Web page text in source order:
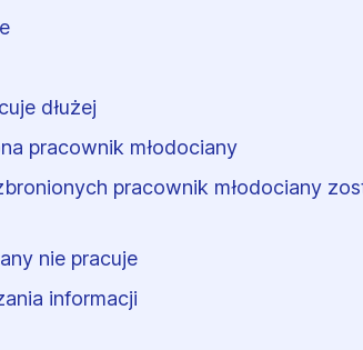
dłużej
pracownik młodociany
pracownik młodociany
nie pracuje
informacji